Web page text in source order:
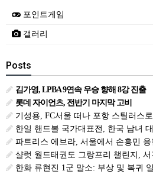
포인트게임
갤러리
Posts
김가영, LPBA 9연속 우승 향해 8강 진출
롯데 자이언츠, 전반기 마지막 고비
기성용, FC서울 떠나 포항 스틸러스
한일 핸드볼 국가대표전, 한국 남녀
파트리스 에브라, 서울에서 손흥민
샬럿 월드태권도 그랑프리 챌린지,
한화 류현진 1군 말소: 부상 및 복귀